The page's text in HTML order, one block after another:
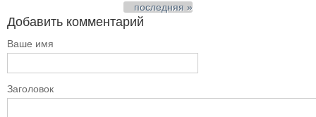
последняя »
Добавить комментарий
Ваше имя
Заголовок